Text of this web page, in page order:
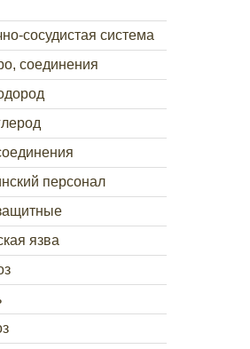
сосудистая система
соединения
персонал
язва